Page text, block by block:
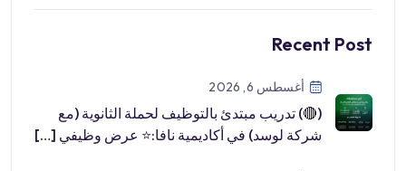
Recent Post
أغسطس 6, 2026
(🔴) تدريب مبتدئ بالتوظيف لحملة الثانوية (مع
شركة لوسد) في أكاديمية نافا:⭐️ عرض وظيفي […]